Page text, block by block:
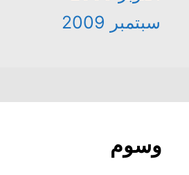
سبتمبر 2009
وسوم